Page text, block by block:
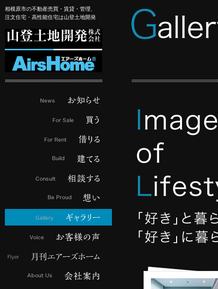
相模原市の不動産売買・賃貸・管理、
注文住宅・高性能住宅は山登土地開発